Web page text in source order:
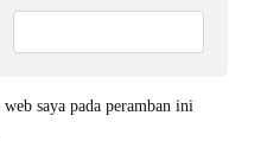
saya pada peramban ini